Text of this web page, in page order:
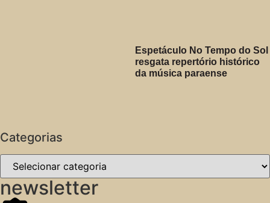
Espetáculo No Tempo do Sol
resgata repertório histórico
da música paraense
Categorias
newsletter